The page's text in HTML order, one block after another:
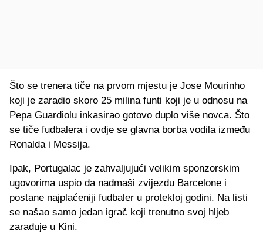
Što se trenera tiče na prvom mjestu je Jose Mourinho
koji je zaradio skoro 25 milina funti koji je u odnosu na
Pepa Guardiolu inkasirao gotovo duplo više novca. Što
se tiče fudbalera i ovdje se glavna borba vodila između
Ronalda i Messija.
Ipak, Portugalac je zahvaljujući velikim sponzorskim
ugovorima uspio da nadmaši zvijezdu Barcelone i
postane najplaćeniji fudbaler u protekloj godini. Na listi
se našao samo jedan igrač koji trenutno svoj hljeb
zarađuje u Kini.